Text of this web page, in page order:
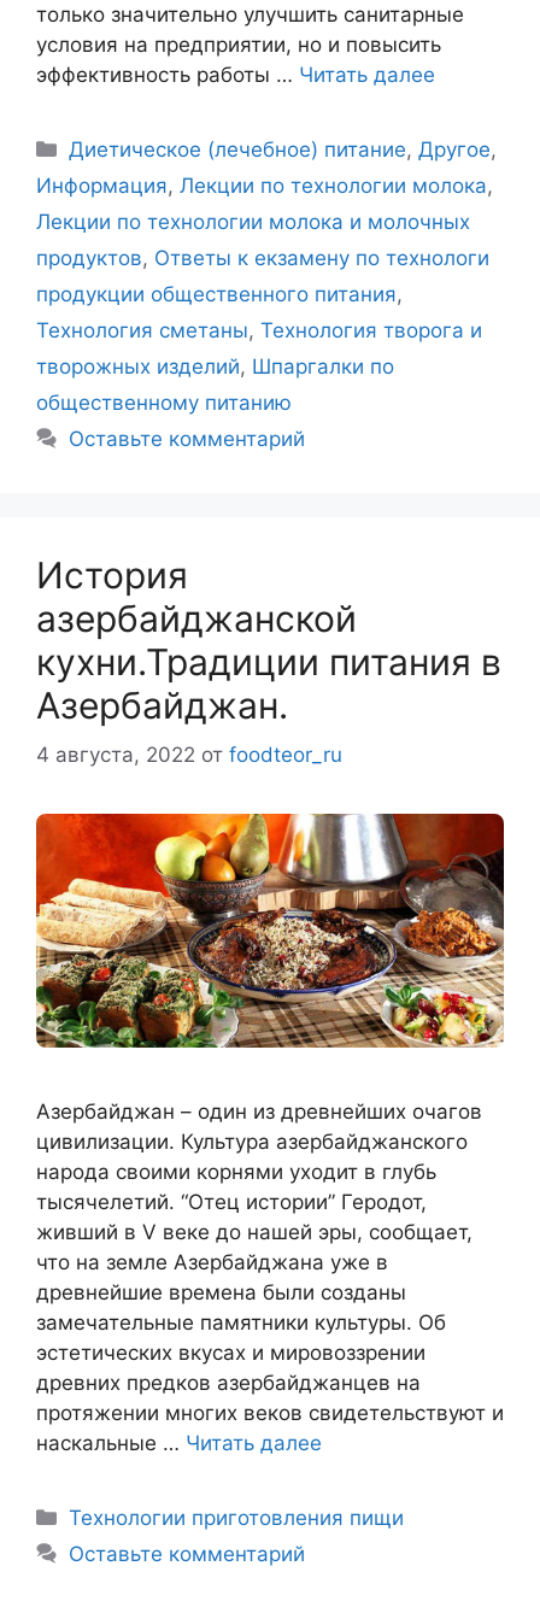
только значительно улучшить санитарные
условия на предприятии, но и повысить
эффективность работы … Читать далее
Рубрики
Диетическое (лечебное) питание,Другое,
Информация, Лекции по технологии молока,
Лекции по технологии молока и молочных
продуктов, Ответы к екзамену по технологи
продукции общественного питания,
Технология сметаны, Технология творога и
творожных изделий, Шпаргалки по
общественному питанию
Оставьте комментарий
История
азербайджанской
кухни.Традиции питания в
Азербайджан.
4 августа, 2022 от foodteor_ru
Азербайджан – один из древнейших очагов
цивилизации. Культура азербайджанского
народа своими корнями уходит в глубь
тысячелетий. “Отец истории” Геродот,
живший в V веке до нашей эры, сообщает,
что на земле Азербайджана уже в
древнейшие времена были созданы
замечательные памятники культуры. Об
эстетических вкусах и мировоззрении
древних предков азербайджанцев на
протяжении многих веков свидетельствуют и
наскальные … Читать далее
Рубрики
Технологии приготовления пищи
Оставьте комментарий